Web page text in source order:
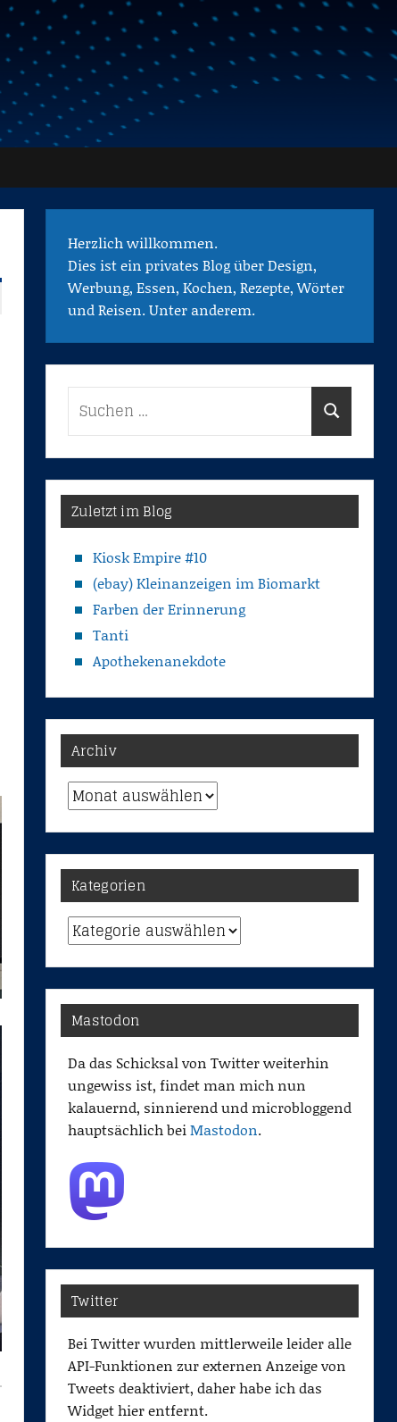
Herzlich willkommen.
Dies ist ein privates Blog über Design,
Werbung, Essen, Kochen, Rezepte, Wörter
und Reisen. Unter anderem.
Suchen
Zuletzt im Blog
Kiosk Empire #10
(ebay) Kleinanzeigen im Biomarkt
Farben der Erinnerung
Tanti
Apothekenanekdote
Archiv
Archiv
Kategorien
Kategorien
Mastodon
Da das Schicksal von Twitter weiterhin
ungewiss ist, findet man mich nun
kalauernd, sinnierend und microbloggend
hauptsächlich beiMastodon.
Twitter
Bei Twitter wurden mittlerweile leider alle
API-Funktionen zur externen Anzeige von
Tweets deaktiviert, daher habe ich das
Widget hier entfernt.